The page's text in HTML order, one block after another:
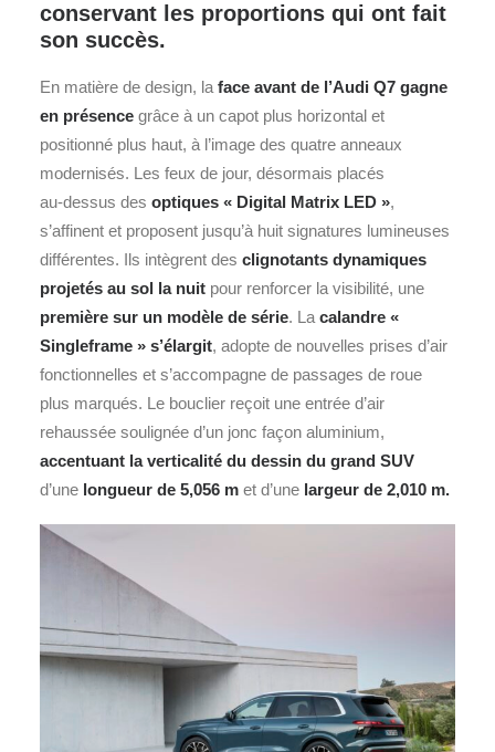
conservant les proportions qui ont fait
son succès.
En matière de design, la face avant de l’Audi Q7 gagne
en présence grâce à un capot plus horizontal et
positionné plus haut, à l’image des quatre anneaux
modernisés. Les feux de jour, désormais placés
au‑dessus des optiques « Digital Matrix LED »,
s’affinent et proposent jusqu’à huit signatures lumineuses
différentes. Ils intègrent des clignotants dynamiques
projetés au sol la nuit pour renforcer la visibilité, une
première sur un modèle de série. La calandre «
Singleframe » s’élargit, adopte de nouvelles prises d’air
fonctionnelles et s’accompagne de passages de roue
plus marqués. Le bouclier reçoit une entrée d’air
rehaussée soulignée d’un jonc façon aluminium,
accentuant la verticalité du dessin du grand SUV
d’une longueur de 5,056 m et d’une largeur de 2,010 m.